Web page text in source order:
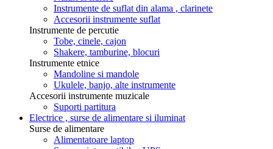
Instrumente de suflat din alama , clarinete
Accesorii instrumente suflat
Instrumente de percutie
Tobe, cinele, cajon
Shakere, tamburine, blocuri
Instrumente etnice
Mandoline si mandole
Ukulele, banjo, alte instrumente
Accesorii instrumente muzicale
Suporti partitura
Electrice , surse de alimentare si iluminat
Surse de alimentare
Alimentatoare laptop